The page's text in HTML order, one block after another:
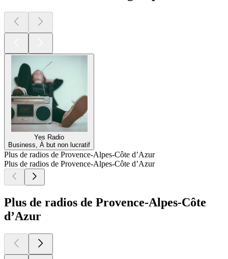
Yes Radio
Business, À but non lucratif
Plus de radios de Provence-Alpes-Côte d’Azur
Plus de radios de Provence-Alpes-Côte d’Azur
Plus de radios de Provence-Alpes-Côte
d’Azur